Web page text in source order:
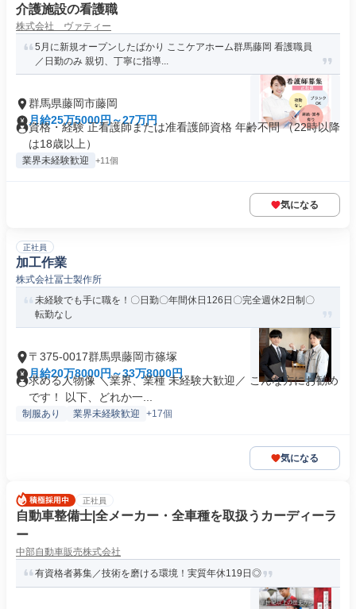
介護施設の看護職
株式会社 ヴァティー
5月に新規オープンしたばかり ここケアホーム群馬藤岡 看護職員
／日勤のみ 親切、丁寧に指導...
群馬県藤岡市藤岡
月給25万5000円～27万円
資格・経験 正看護師または准看護師資格 年齢不問 （22時以降
は18歳以上）
業界未経験歓迎 +11個
気になる
正社員
加工作業
株式会社冨士製作所
未経験でも手に職を！〇日勤〇年間休日126日〇完全週休2日制〇
転勤なし
〒375-0017群馬県藤岡市篠塚
月給20万8000円～33万8000円
求める人物像 ＼業界、業種 未経験大歓迎／ こんな方にお勧め
です！ 以下、どれか一...
制服あり 業界未経験歓迎 +17個
気になる
正社員
自動車整備士|全メーカー・全車種を取扱うカーディーラ
ー
中部自動車販売株式会社
有資格者募集／技術を磨ける環境！実質年休119日◎